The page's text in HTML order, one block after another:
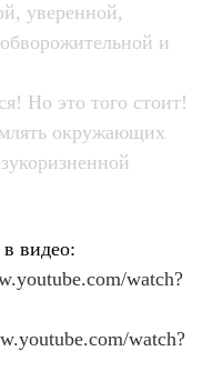
, уверенной,
и
Но это того стоит!
окружающих
видео:
watch?
watch?